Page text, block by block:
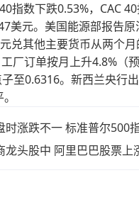
指数下跌0.53%，CAC
美元。美国能源部报告
兑其他主要货币从两个
厂订单按月上升4.8%（
至0.6316。新西兰央行
时涨跌不一 标准普尔500
龙头股中 阿里巴巴股票上